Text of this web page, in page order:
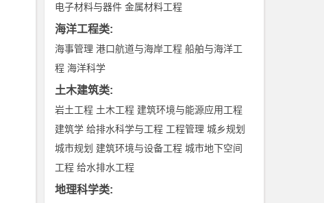
电子材料与器件 金属材料工程
海洋工程类:
海事管理 港口航道与海岸工程 船舶与海洋工
程 海洋科学
土木建筑类:
岩土工程 土木工程 建筑环境与能源应用工程
建筑学 给排水科学与工程 工程管理 城乡规划
城市规划 建筑环境与设备工程 城市地下空间
工程 给水排水工程
地理科学类: